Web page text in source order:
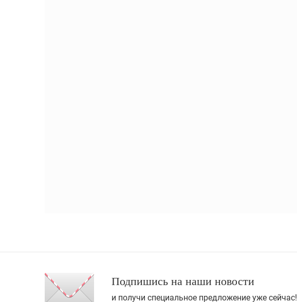
Подпишись на наши новости
и получи специальное предложение уже сейчас!